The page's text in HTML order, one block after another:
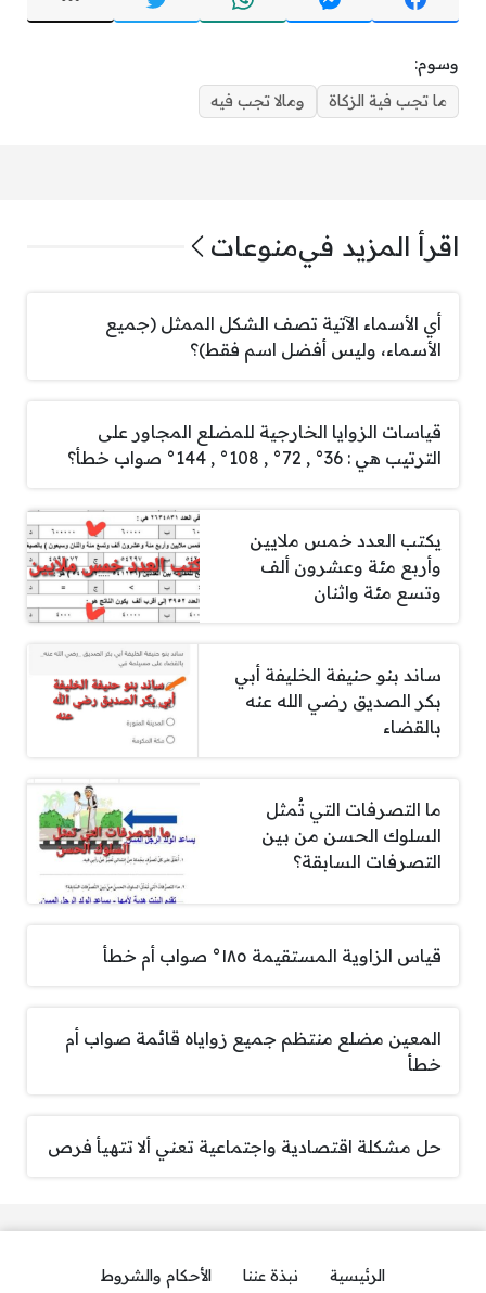
وسوم:
ما تجب فية الزكاة
ومالا تجب فيه
اقرأ المزيد فيمنوعات
أي الأسماء الآتية تصف الشكل الممثل (جميع
الأسماء، وليس أفضل اسم فقط)؟
قياسات الزوايا الخارجية للمضلع المجاور على
الترتيب هي : 36° , 72° , 108° , 144° صواب خطأ؟
يكتب العدد خمس ملايين
وأربع مئة وعشرون ألف
وتسع مئة واثنان
ساند بنو حنيفة الخليفة أبي
بكر الصديق رضي الله عنه
بالقضاء
ما التصرفات التي تُمثل
السلوك الحسن من بين
التصرفات السابقة؟
قياس الزاوية المستقيمة ١٨٥° صواب أم خطأ
المعين مضلع منتظم جميع زواياه قائمة صواب أم
خطأ
حل مشكلة اقتصادية واجتماعية تعني ألا تتهيأ فرص
الرئيسية نبذة عننا الأحكام والشروط